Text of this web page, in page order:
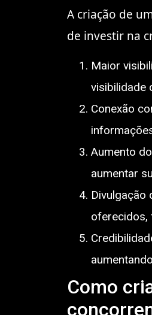
A criação de
de investir na
Maior
visibilidade
Conexão
Aumento
aumentar
Divulgação
oferecidos,
Como